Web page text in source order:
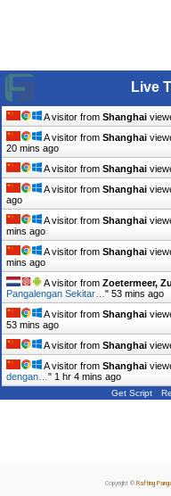
Live
A visitor from Shanghai
A visitor from Shanghai
20 mins ago
A visitor from Shanghai
A visitor from Shanghai
ago
A visitor from Shanghai
mins ago
A visitor from Shanghai
mins ago
A visitor from Zoetermeer,
Pangalengan Sekitar… " 53 mins ago
A visitor from Shanghai
53 mins ago
A visitor from Shanghai
A visitor from Shanghai
dengan… " 1 hr 4 mins ago
Get Script
Copyright © Rafting